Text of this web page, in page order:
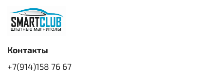
Контакты
+7(914)158 76 67